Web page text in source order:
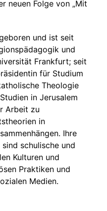
neuen Folge von „Mit
und ist seit
und
Frankfurt; seit
für Studium
Theologie
in Jerusalem
Arbeit zu
in
Ihre
schulische und
Kulturen und
Praktiken und
Medien.